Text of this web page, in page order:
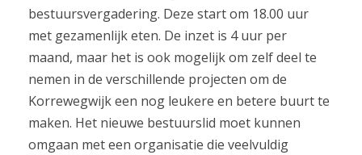
bestuursvergadering. Deze start om 18.00 uur
met gezamenlijk eten. De inzet is 4 uur per
maand, maar het is ook mogelijk om zelf deel te
nemen in de verschillende projecten om de
Korrewegwijk een nog leukere en betere buurt te
maken. Het nieuwe bestuurslid moet kunnen
omgaan met een organisatie die veelvuldig